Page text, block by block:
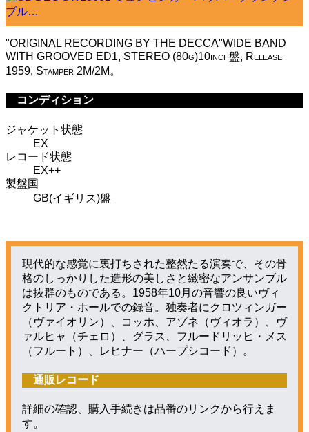
"ORIGINAL RECORDING BY THE DECCA"WIDE BAND
WITH GROOVED ED1, STEREO (80g)10inch盤, Release
1959, Stamper 2M/2M。
コンディション
ジャケット状態
EX
レコード状態
EX++
製盤国
GB(イギリス)盤
現代的な感覚に裏打ちされた整然たる演奏で、その骨
格のしっかりした造形の美しさと緻密なアンサンブル
は抜群のものである。1958年10月の音響の良いヴィ
クトリア・ホールでの録音。独奏者にクロツィンガー
（ヴァイオリン）、コッホ、アゾネ（ヴィオラ）、ヴ
ァルヒャ（チェロ）、グラス、フルードリッヒ・メス
（フルート）、レヒナー（ハープシコード）。
通販レコード
詳細の確認、購入手続きは品番のリンクから行えま
す。